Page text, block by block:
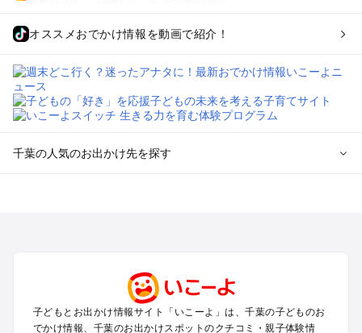
オススメおでかけ情報を動画で紹介！
千葉の人気のお出かけ先を探す
成田・印西・酒々井のプールお出かけ
館山・南房総のプールお出かけ
九十九里・銚子のプールお出かけ
子どもとお出かけ情報サイト「いこーよ」は、千葉の子どものお
でかけ情報、千葉のお出かけスポットのクチコミ・親子体験情